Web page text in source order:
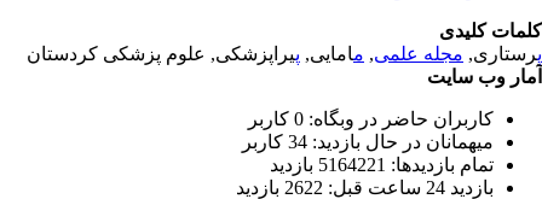
کلیدی
مجله علمی, م امایی, پیراپزشکی, علوم پزشکی کردستان
وب سایت
کاربران حاضر در وبگاه: 0 کاربر
میهمانان در حال بازدید: 34 کاربر
تمام بازدید‌ها: 5164221 بازدید
بازدید 24 ساعت قبل: 2622 بازدید